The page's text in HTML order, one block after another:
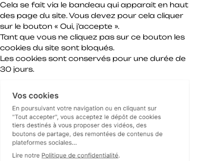
Cela se fait via le bandeau qui apparait en haut
des page du site. Vous devez pour cela cliquer
sur le bouton « Oui, j’accepte ».
Tant que vous ne cliquez pas sur ce bouton les
cookies du site sont bloqués.
Les cookies sont conservés pour une durée de
30 jours.